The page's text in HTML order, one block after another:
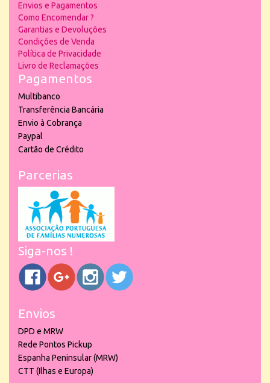
Envios e Pagamentos
Como Encomendar ?
Garantias e Devoluções
Condições de Venda
Política de Privacidade
Livro de Reclamações
Pagamentos
Multibanco
Transferência Bancária
Envio à Cobrança
Paypal
Cartão de Crédito
Parcerias
Siga-nos !
Envios
DPD e MRW
Rede Pontos Pickup
Espanha Peninsular (MRW)
CTT (Ilhas e Europa)